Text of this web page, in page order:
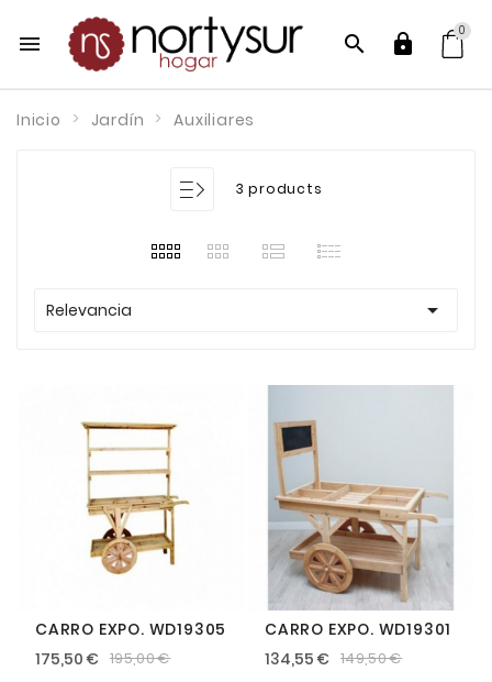
  
0
Inicio Jardín Auxiliares
3 products
Relevancia 
CARRO EXPO. WD19305
175,50 € 195,00 €
CARRO EXPO. WD19301
134,55 € 149,50 €